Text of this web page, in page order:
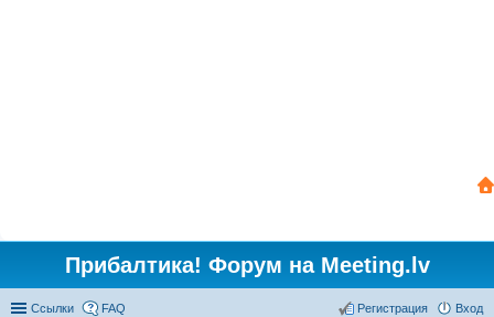
Прибалтика! Форум на Meeting.lv
Ссылки FAQ Вход
Регистрация